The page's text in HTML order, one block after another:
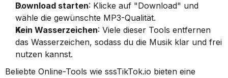
Download starten: Klicke auf "Download" und
wähle die gewünschte MP3-Qualität.
Kein Wasserzeichen: Viele dieser Tools entfernen
das Wasserzeichen, sodass du die Musik klar und frei
nutzen kannst.
Beliebte Online-Tools wie sssTikTok.io bieten eine